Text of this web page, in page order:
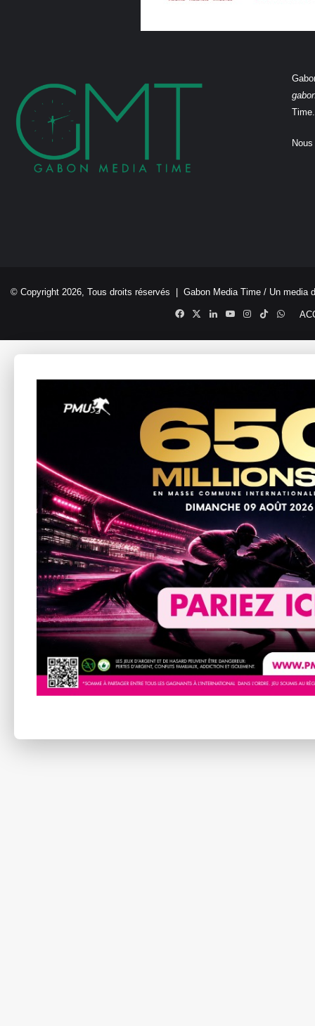
Time.
© Copyright 2026, Tous droits réservés | Gabon Media Time / Un media
Facebook
X LinkedinYouTubeInstagram
TikTok